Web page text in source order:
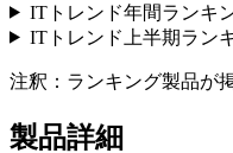
ITトレンド年間ランキ
ITトレンド上半期ラン
注釈：ランキング製品が
製品詳細